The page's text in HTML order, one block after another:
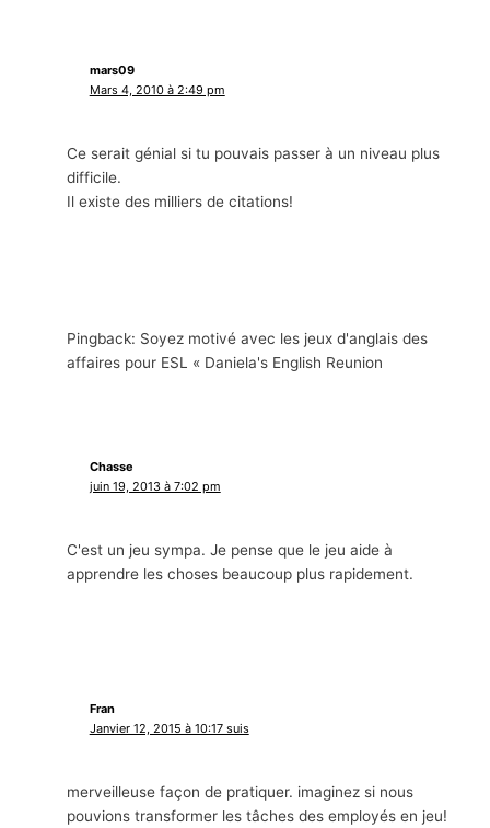
mars09
Mars 4, 2010 à 2:49 pm
Ce serait génial si tu pouvais passer à un niveau plus
difficile.
Il existe des milliers de citations!
Pingback: Soyez motivé avec les jeux d'anglais des
affaires pour ESL « Daniela's English Reunion
Chasse
juin 19, 2013 à 7:02 pm
C'est un jeu sympa. Je pense que le jeu aide à
apprendre les choses beaucoup plus rapidement.
Fran
Janvier 12, 2015 à 10:17 suis
merveilleuse façon de pratiquer. imaginez si nous
pouvions transformer les tâches des employés en jeu!